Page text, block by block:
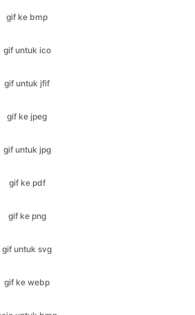
gif untuk jfif
gif ke jpeg
gif untuk jpg
gif ke pdf
gif ke png
gif untuk svg
gif ke webp
heic untuk bmp
heic untuk gif